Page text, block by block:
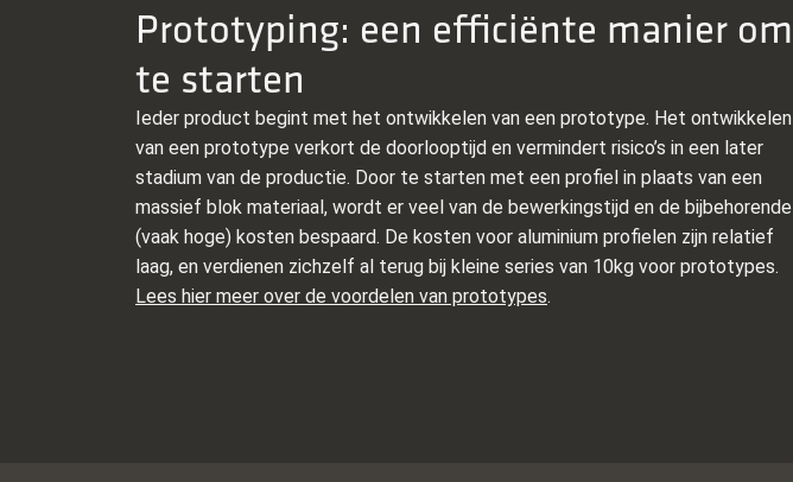
Prototyping: een efficiënte manier om
te starten
Ieder product begint met het ontwikkelen van een prototype. Het ontwikkelen
van een prototype verkort de doorlooptijd en vermindert risico’s in een later
stadium van de productie. Door te starten met een profiel in plaats van een
massief blok materiaal, wordt er veel van de bewerkingstijd en de bijbehorende
(vaak hoge) kosten bespaard. De kosten voor aluminium profielen zijn relatief
laag, en verdienen zichzelf al terug bij kleine series van 10kg voor prototypes.
Lees hier meer over de voordelen van prototypes.